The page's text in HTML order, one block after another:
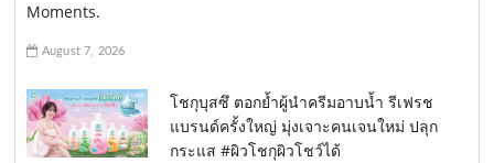
Moments.
August 7, 2026
โชกุบุสซึ ตอกย้ำผู้นำครีมอาบน้ำ รีเฟรช
แบรนด์ครั้งใหญ่ มุ่งเจาะคนเจนใหม่ ปลุก
กระแส #ผิวโชกุผิวโชว์ได้